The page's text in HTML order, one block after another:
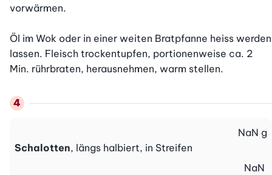
vorwärmen.
Öl im Wok oder in einer weiten Bratpfanne heiss werden
lassen. Fleisch trockentupfen, portionenweise ca. 2
Min. rührbraten, herausnehmen, warm stellen.
Schalotten, längs halbiert, in Streifen
NaN g
NaN